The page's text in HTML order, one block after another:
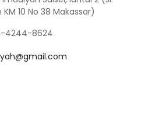
10 No 38 Makassar)
4244-8624